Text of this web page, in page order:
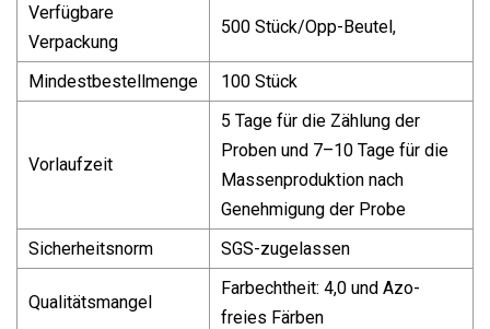
Verfügbare
Verpackung
500 Stück/Opp-Beutel,
Mindestbestellmenge 100 Stück
Vorlaufzeit
5 Tage für die Zählung der
Proben und 7–10 Tage für die
Massenproduktion nach
Genehmigung der Probe
Sicherheitsnorm
SGS-zugelassen
Qualitätsmangel
Farbechtheit: 4,0 und Azo-
freies Färben